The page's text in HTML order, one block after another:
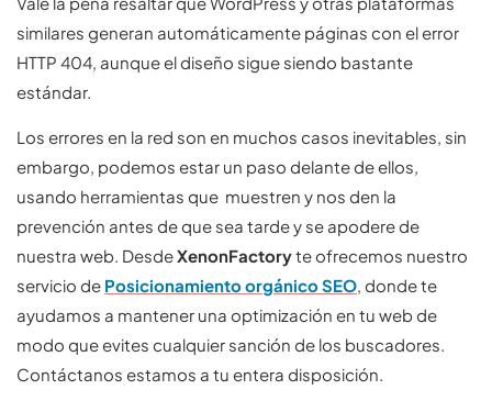
similares generan automáticamente páginas con el error
HTTP 404, aunque el diseño sigue siendo bastante
estándar.
Los errores en la red son en muchos casos inevitables, sin
embargo, podemos estar un paso delante de ellos,
usando herramientas que muestren y nos den la
prevención antes de que sea tarde y se apodere de
nuestra web. DesdeXenonFactoryte ofrecemos nuestro
servicio de Posicionamiento orgánico SEO, donde te
ayudamos a mantener una optimización en tu web de
modo que evites cualquier sanción de los buscadores.
Contáctanos estamos a tu entera disposición.